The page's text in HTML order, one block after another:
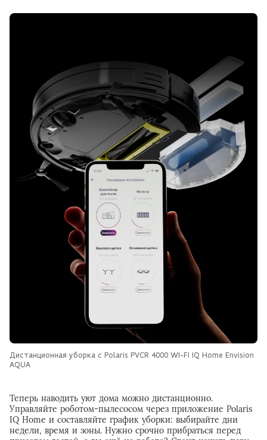
Дистанционная уборка с Polaris PVCR 4000 WI-FI IQ Home Envision
AQUA
Теперь наводить уют дома можно дистанционно.
Управляйте роботом-пылесосом через приложение Polaris
IQ Home и составляйте график уборки: выбирайте дни
недели, время и зоны. Нужно срочно прибраться перед